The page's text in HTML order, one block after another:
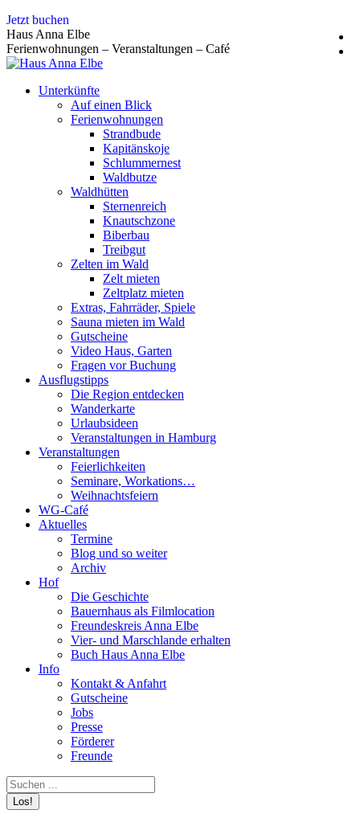
Zum
Inhalt
springen
Jetzt buchen
Haus Anna Elbe
Ferienwohnungen – Veranstaltungen – Café
Unterkünfte
Auf einen Blick
Ferienwohnungen
Strandbude
Kapitänskoje
Schlummernest
Waldbutze
Waldhütten
Sternenreich
Knautschzone
Biberbau
Treibgut
Zelten im Wald
Zelt mieten
Zeltplatz mieten
Extras, Fahrräder, Spiele
Sauna mieten im Wald
Gutscheine
Video Haus, Garten
Fragen vor Buchung
Ausflugstipps
Die Region entdecken
Wanderkarte
Urlaubsideen
Veranstaltungen in Hamburg
Veranstaltungen
Feierlichkeiten
Seminare, Workations…
Weihnachtsfeiern
WG-Café
Aktuelles
Termine
Blog und so weiter
Archiv
Hof
Die Geschichte
Bauernhaus als Filmlocation
Freundeskreis Anna Elbe
Vier- und Marschlande erhalten
Buch Haus Anna Elbe
Info
Kontakt & Anfahrt
Gutscheine
Jobs
Presse
Förderer
Freunde
Search: